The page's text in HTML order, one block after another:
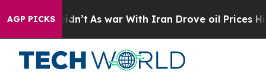
AGP PICKS
it Didn’t As war With Iran Drove oil Prices